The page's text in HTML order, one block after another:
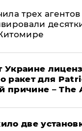
трех
ракет для
причине – The
две